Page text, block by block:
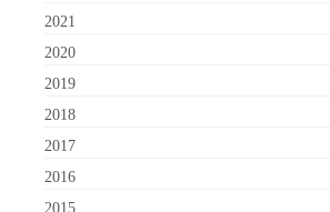
2021
2020
2019
2018
2017
2016
2015